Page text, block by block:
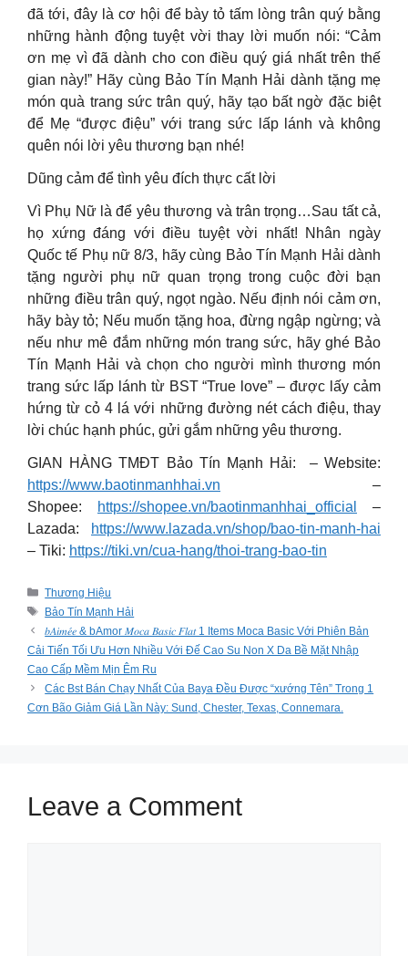
đã tới, đây là cơ hội để bày tỏ tấm lòng trân quý bằng
những hành động tuyệt vời thay lời muốn nói: “Cảm
ơn mẹ vì đã dành cho con điều quý giá nhất trên thế
gian này!” Hãy cùng Bảo Tín Mạnh Hải dành tặng mẹ
món quà trang sức trân quý, hãy tạo bất ngờ đặc biệt
để Mẹ “được điệu” với trang sức lấp lánh và không
quên nói lời yêu thương bạn nhé!
Dũng cảm để tình yêu đích thực cất lời
Vì Phụ Nữ là để yêu thương và trân trọng…Sau tất cả,
họ xứng đáng với điều tuyệt vời nhất! Nhân ngày
Quốc tế Phụ nữ 8/3, hãy cùng Bảo Tín Mạnh Hải dành
tặng người phụ nữ quan trọng trong cuộc đời bạn
những điều trân quý, ngọt ngào. Nếu định nói cảm ơn,
hãy bày tỏ; Nếu muốn tặng hoa, đừng ngập ngừng; và
nếu như mê đắm những món trang sức, hãy ghé Bảo
Tín Mạnh Hải và chọn cho người mình thương món
trang sức lấp lánh từ BST “True love” – được lấy cảm
hứng từ cỏ 4 lá với những đường nét cách điệu, thay
lời chúc hạnh phúc, gửi gắm những yêu thương.
GIAN HÀNG TMĐT Bảo Tín Mạnh Hải: – Website:
https://www.baotinmanhhai.vn –
Shopee:
https://shopee.vn/baotinmanhhai_official
–
Lazada:
https://www.lazada.vn/shop/bao-tin-manh-hai
– Tiki: https://tiki.vn/cua-hang/thoi-trang-bao-tin
Categories
Thương Hiệu
Tags
Bảo Tín Mạnh Hải
𝑏𝐴𝑖𝑚𝑒́𝑒 & bAmor 𝑀𝑜𝑐𝑎 𝐵𝑎𝑠𝑖𝑐 𝐹𝑙𝑎𝑡 1 Items Moca Basic Với Phiên Bản
Cải Tiến Tối Ưu Hơn Nhiều Với Đế Cao Su Non X Da Bề Mặt Nhập
Cao Cấp Mềm Mịn Êm Ru
Các Bst Bán Chạy Nhất Của Baya Đều Được “xướng Tên” Trong 1
Cơn Bão Giảm Giá Lần Này: Sund, Chester, Texas, Connemara.
Leave a Comment